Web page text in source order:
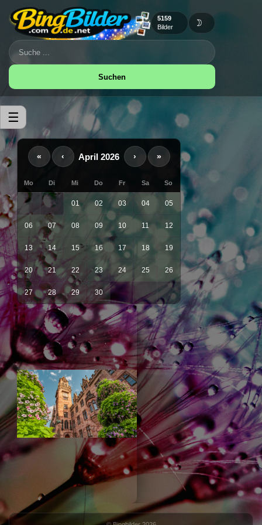
☰
5159
Bilder
🌙
Suchen
« ‹ April 2026 › »
Mo Di Mi Do Fr Sa So
01 02 03 04 05
06 07 08 09 10 11 12
13 14 15 16 17 18 19
20 21 22 23 24 25 26
27 28 29 30